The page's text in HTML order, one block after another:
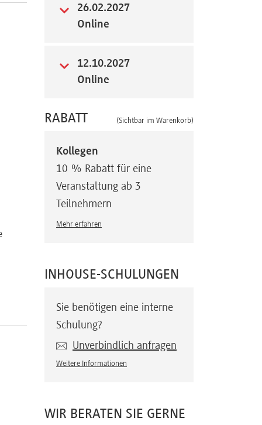
26.02.2027
Online
12.10.2027
Online
RABATT (Sichtbar im Warenkorb)
Kollegen
10 % Rabatt für eine
Veranstaltung ab 3
Teilnehmern
Mehr erfahren
INHOUSE-SCHULUNGEN
Sie benötigen eine interne
Schulung?
Unverbindlich anfragen
Weitere Informationen
WIR BERATEN SIE GERNE